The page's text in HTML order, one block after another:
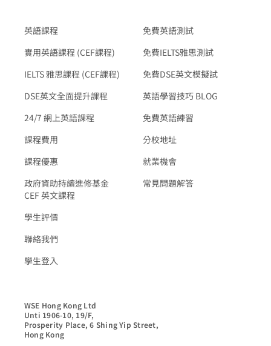
英語課程
實用英語課程 (CEF課程)
IELTS 雅思課程 (CEF課程)
DSE英文全面提升課程
24/7 網上英語課程
課程費用
課程優惠
政府資助持續進修基金
CEF 英文課程
學生評價
聯絡我們
學生登入
免費英語測試
免費IELTS雅思測試
免費DSE英文模擬試
英語學習技巧 BLOG
免費英語練習
分校地址
就業機會
常見問題解答
WSE Hong Kong Ltd
Unti 1906-10, 19/F,
Prosperity Place, 6 Shing Yip Street,
Hong Kong